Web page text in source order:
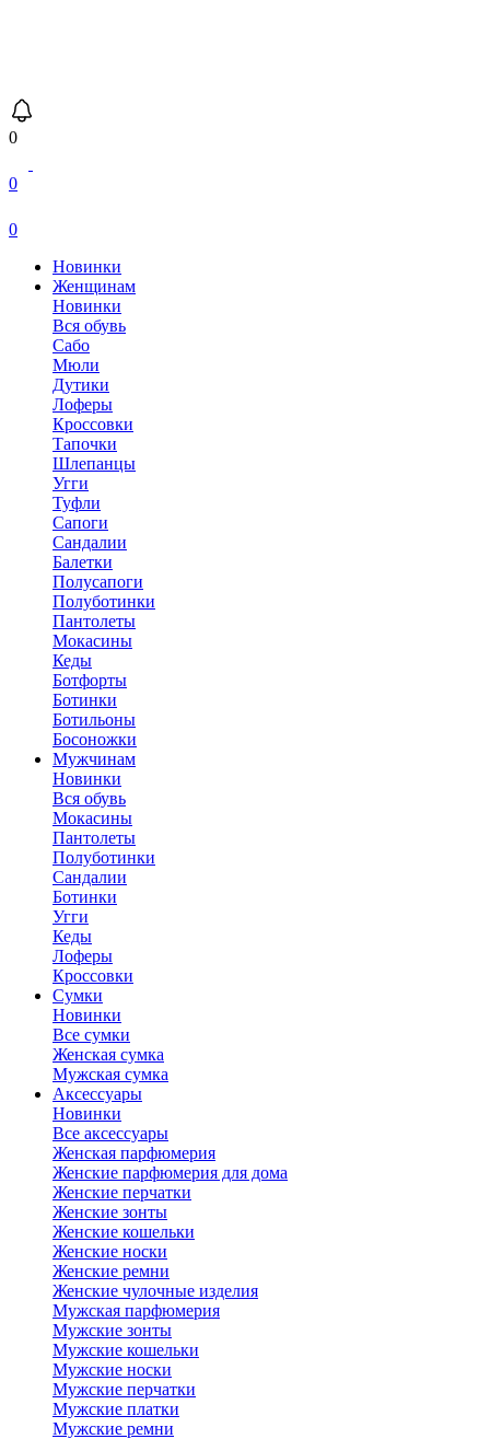
0
0
0
Новинки
Женщинам
Новинки
Вся обувь
Сабо
Мюли
Дутики
Лоферы
Кроссовки
Тапочки
Шлепанцы
Угги
Туфли
Сапоги
Сандалии
Балетки
Полусапоги
Полуботинки
Пантолеты
Мокасины
Кеды
Ботфорты
Ботинки
Ботильоны
Босоножки
Мужчинам
Новинки
Вся обувь
Мокасины
Пантолеты
Полуботинки
Сандалии
Ботинки
Угги
Кеды
Лоферы
Кроссовки
Сумки
Новинки
Все сумки
Женская сумка
Мужская сумка
Аксессуары
Новинки
Все аксессуары
Женская парфюмерия
Женские парфюмерия для дома
Женские перчатки
Женские зонты
Женские кошельки
Женские носки
Женские ремни
Женские чулочные изделия
Мужская парфюмерия
Мужские зонты
Мужские кошельки
Мужские носки
Мужские перчатки
Мужские платки
Мужские ремни